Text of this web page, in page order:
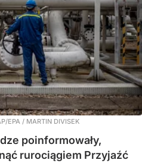
EPA / MARTIN DIVISEK
poinformowały,
rurociągiem Przyjaźć